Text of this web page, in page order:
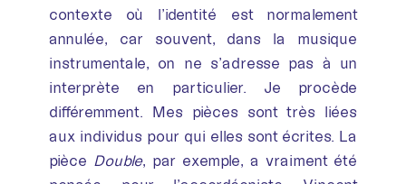
contexte où l’identité est normalement
annulée, car souvent, dans la musique
instrumentale, on ne s’adresse pas à un
interprète en particulier. Je procède
différemment. Mes pièces sont très liées
aux individus pour qui elles sont écrites. La
pièce Double, par exemple, a vraiment été